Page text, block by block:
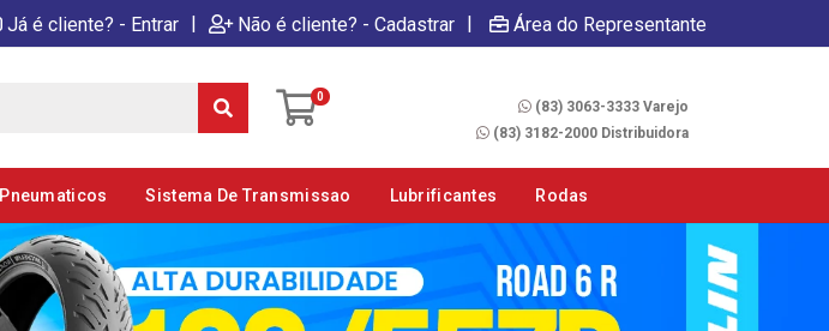
Já é cliente? - Entrar | Não é cliente? - Cadastrar | Área do Representante
0
(83) 3063-3333 Varejo
(83) 3182-2000 Distribuidora
Pneumaticos Sistema De Transmissao Lubrificantes Rodas